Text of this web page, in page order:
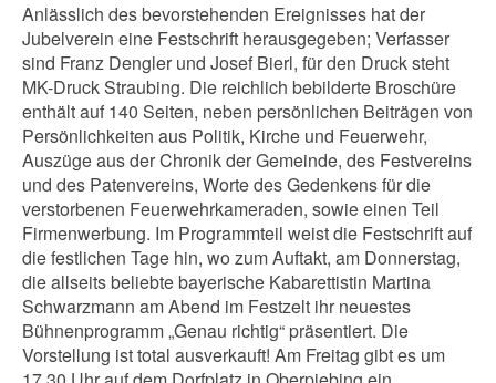
Anlässlich des bevorstehenden Ereignisses hat der
Jubelverein eine Festschrift herausgegeben; Verfasser
sind Franz Dengler und Josef Bierl, für den Druck steht
MK-Druck Straubing. Die reichlich bebilderte Broschüre
enthält auf 140 Seiten, neben persönlichen Beiträgen von
Persönlichkeiten aus Politik, Kirche und Feuerwehr,
Auszüge aus der Chronik der Gemeinde, des Festvereins
und des Patenvereins, Worte des Gedenkens für die
verstorbenen Feuerwehrkameraden, sowie einen Teil
Firmenwerbung. Im Programmteil weist die Festschrift auf
die festlichen Tage hin, wo zum Auftakt, am Donnerstag,
die allseits beliebte bayerische Kabarettistin Martina
Schwarzmann am Abend im Festzelt ihr neuestes
Bühnenprogramm „Genau richtig“ präsentiert. Die
Vorstellung ist total ausverkauft! Am Freitag gibt es um